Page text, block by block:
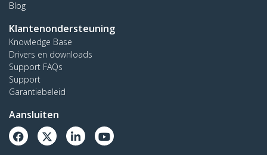
Blog
Klantenondersteuning
Knowledge Base
Drivers en downloads
Support FAQs
Support
Garantiebeleid
Aansluiten